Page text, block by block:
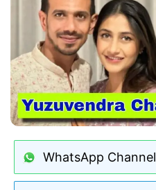
WhatsApp Channel